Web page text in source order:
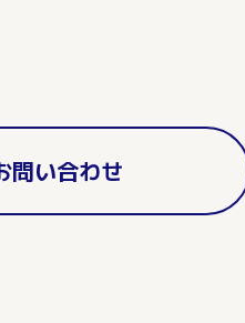
問い合わせ